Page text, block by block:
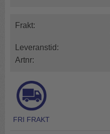
Frakt:
Leveranstid:
Artnr: